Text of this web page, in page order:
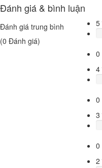
Đánh giá & bình luận
Đánh giá trung bình
(0 Đánh giá)
5
0
4
0
3
0
2